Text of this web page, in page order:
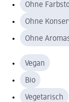
Ohne
Ohne
Ohne
Vegan
Bio
Vegetarisch